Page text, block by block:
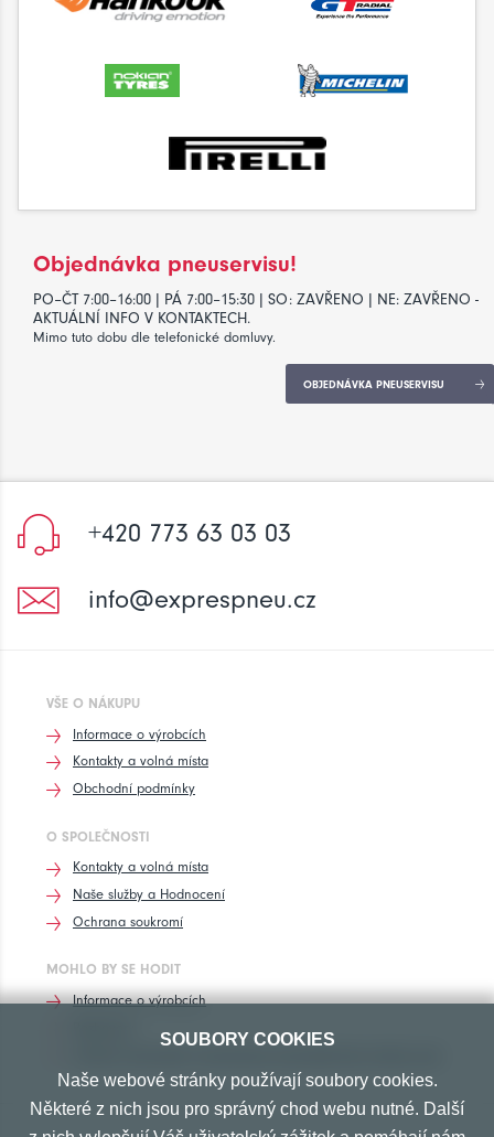
Objednávka pneuservisu!
PO–ČT 7:00–16:00 | PÁ 7:00–15:30 | SO: ZAVŘENO | NE: ZAVŘENO -
AKTUÁLNÍ INFO V KONTAKTECH.
Mimo tuto dobu dle telefonické domluvy.
OBJEDNÁVKA PNEUSERVISU
+420 773 63 03 03
info@exprespneu.cz
VŠE O NÁKUPU
Informace o výrobcích
Kontakty a volná místa
Obchodní podmínky
O SPOLEČNOSTI
Kontakty a volná místa
Naše služby a Hodnocení
Ochrana soukromí
MOHLO BY SE HODIT
Informace o výrobcích
SOUBORY COOKIES
Naše webové stránky používají soubory cookies.
Některé z nich jsou pro správný chod webu nutné. Další